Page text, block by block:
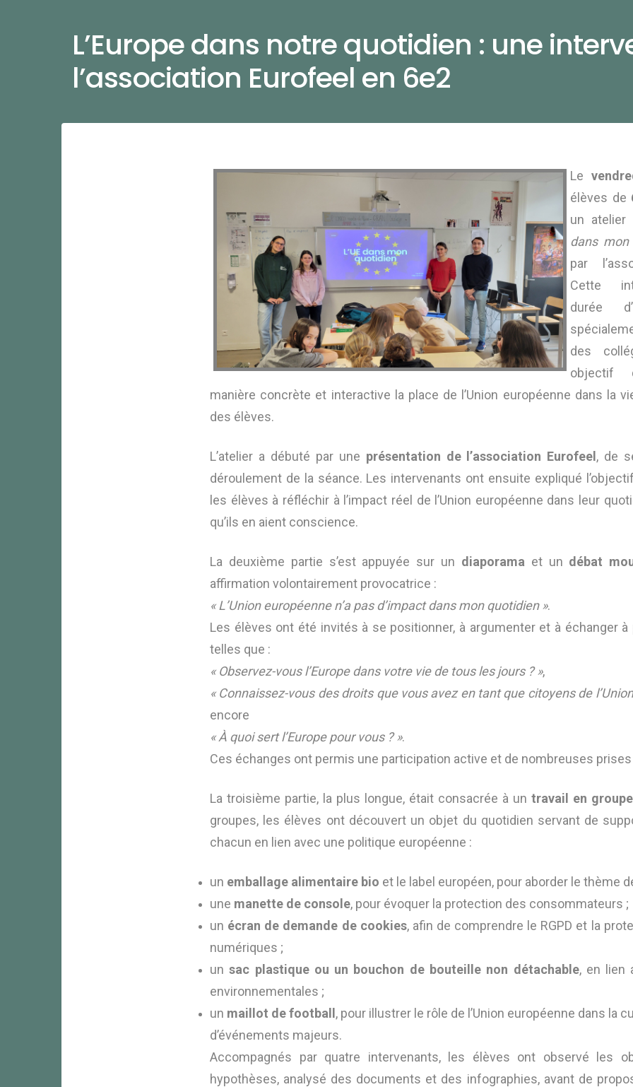
L’Europe dans notre quotidien : une
l’association Eurofeel en 6e2
Le
élèves de
un atelier
dans
par
Cette
durée
des
objectif
manière concrète et interactive la place de l’Union européenne dans la
des élèves.
L’atelier a débuté par une présentation de l’association Eurofeel , de
déroulement de la séance. Les intervenants ont ensuite expliqué
les élèves à réfléchir à l’impact réel de l’Union européenne dans leur
qu’ils en aient conscience.
La deuxième partie s’est appuyée sur un diaporama et un débat
affirmation volontairement provocatrice :
« L’Union européenne n’a pas d’impact dans mon quotidien ».
Les élèves ont été invités à se positionner, à argumenter et à échanger
telles que :
« Observez-vous l’Europe dans votre vie de tous les jours ? »,
« Connaissez-vous des droits que vous avez en tant que citoyens de
encore
« À quoi sert l’Europe pour vous ? ».
Ces échanges ont permis une participation active et de nombreuses prises
La troisième partie, la plus longue, était consacrée à un travail en
groupes, les élèves ont découvert un objet du quotidien servant de
chacun en lien avec une politique européenne :
un emballage alimentaire bio et le label européen, pour aborder le thème
une manette de console, pour évoquer la protection des consommateurs ;
un écran de demande de cookies, afin de comprendre le RGPD et la
numériques ;
unsac plastique ou un bouchon de bouteille non détachable, en lien
environnementales ;
un maillot de football , pour illustrer le rôle de l’Union européenne dans la
d’événements majeurs.
Accompagnés par quatre intervenants, les élèves ont observé les
hypothèses, analysé des documents et des infographies, avant de